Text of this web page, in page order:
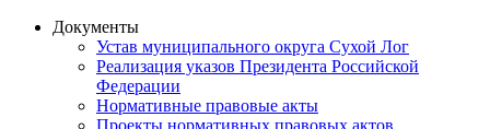
Документы
Устав муниципального округа Сухой Лог
Реализация указов Президента Российской
Федерации
Нормативные правовые акты
Проекты нормативных правовых актов